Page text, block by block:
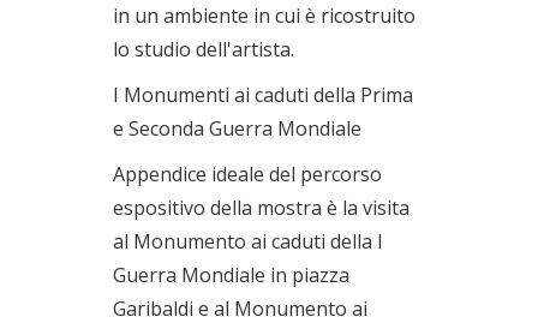
in un ambiente in cui è ricostruito
lo studio dell'artista.
I Monumenti ai caduti della Prima
e Seconda Guerra Mondiale
Appendice ideale del percorso
espositivo della mostra è la visita
al Monumento ai caduti della I
Guerra Mondiale in piazza
Garibaldi e al Monumento ai